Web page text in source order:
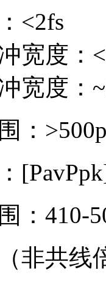
<2fs
宽度：
宽度：
：
：410-
非共线